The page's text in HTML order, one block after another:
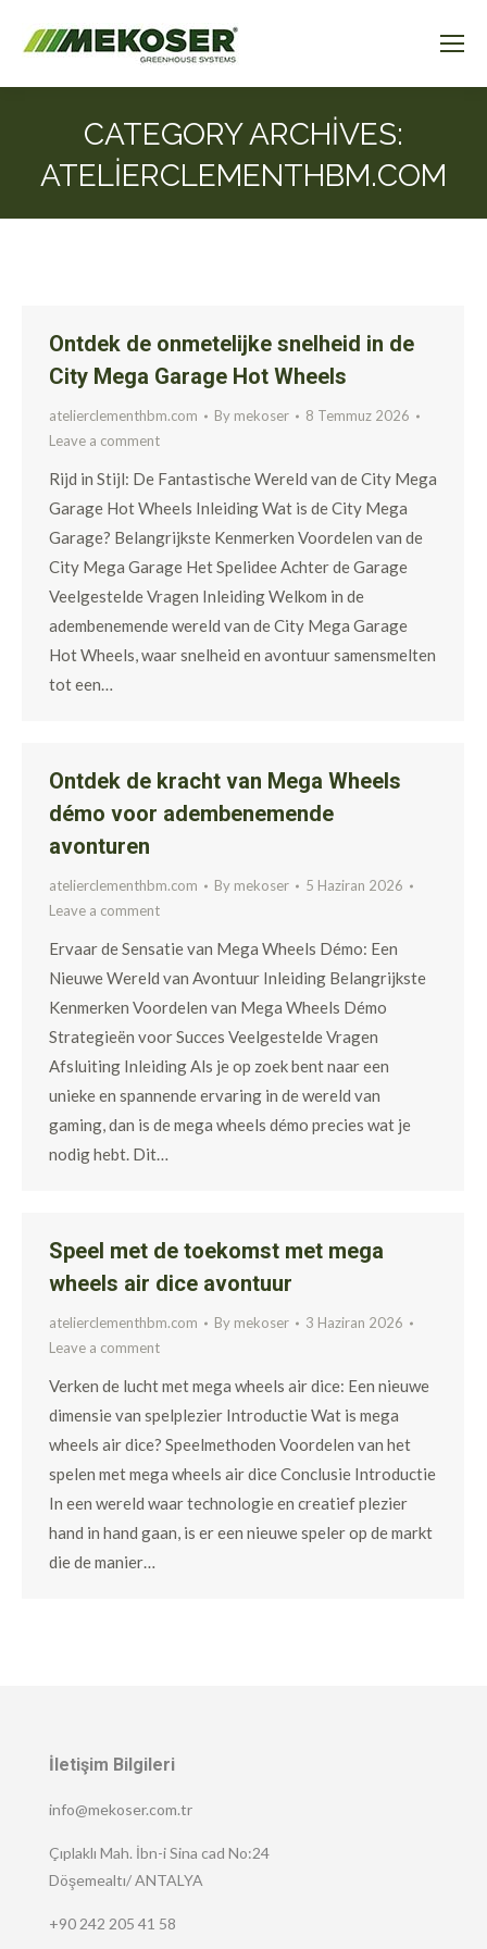
CATEGORY ARCHIVES:
ATELIERCLEMENTHBM.COM
Ontdek de onmetelijke snelheid in de
City Mega Garage Hot Wheels
atelierclementhbm.com By mekoser
8 Temmuz 2026
Leave a comment
Rijd in Stijl: De Fantastische Wereld van de City Mega
Garage Hot Wheels Inleiding Wat is de City Mega
Garage? Belangrijkste Kenmerken Voordelen van de
City Mega Garage Het Spelidee Achter de Garage
Veelgestelde Vragen Inleiding Welkom in de
adembenemende wereld van de City Mega Garage
Hot Wheels, waar snelheid en avontuur samensmelten
tot een…
Ontdek de kracht van Mega Wheels
démo voor adembenemende
avonturen
atelierclementhbm.com By mekoser
5 Haziran 2026
Leave a comment
Ervaar de Sensatie van Mega Wheels Démo: Een
Nieuwe Wereld van Avontuur Inleiding Belangrijkste
Kenmerken Voordelen van Mega Wheels Démo
Strategieën voor Succes Veelgestelde Vragen
Afsluiting Inleiding Als je op zoek bent naar een
unieke en spannende ervaring in de wereld van
gaming, dan is de mega wheels démo precies wat je
nodig hebt. Dit…
Speel met de toekomst met mega
wheels air dice avontuur
atelierclementhbm.com By mekoser
3 Haziran 2026
Leave a comment
Verken de lucht met mega wheels air dice: Een nieuwe
dimensie van spelplezier Introductie Wat is mega
wheels air dice? Speelmethoden Voordelen van het
spelen met mega wheels air dice Conclusie Introductie
In een wereld waar technologie en creatief plezier
hand in hand gaan, is er een nieuwe speler op de markt
die de manier…
İletişim Bilgileri
info@mekoser.com.tr
Çıplaklı Mah. İbn-i Sina cad No:24
Döşemealtı/ ANTALYA
+90 242 205 41 58